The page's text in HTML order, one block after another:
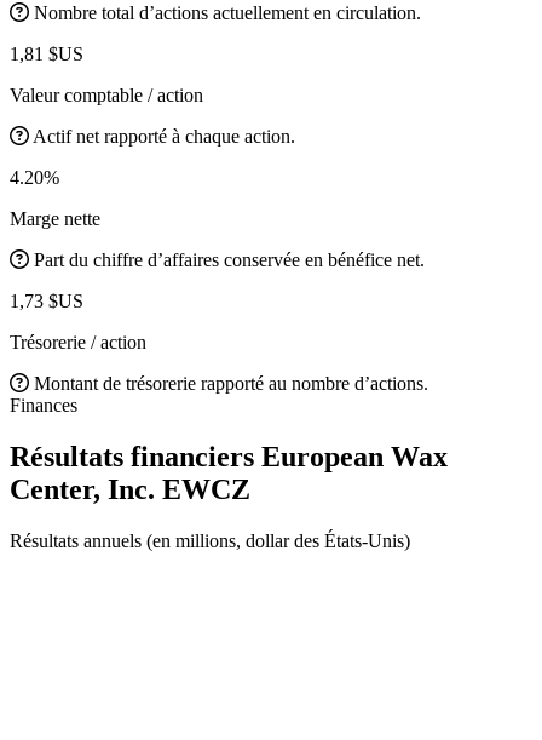
Nombre total d’actions actuellement en circulation.
1,81 $US
Valeur comptable / action
Actif net rapporté à chaque action.
4.20%
Marge nette
Part du chiffre d’affaires conservée en bénéfice net.
1,73 $US
Trésorerie / action
Montant de trésorerie rapporté au nombre d’actions.
Finances
Résultats financiers European Wax
Center, Inc. EWCZ
Résultats annuels (en millions, dollar des États-Unis)